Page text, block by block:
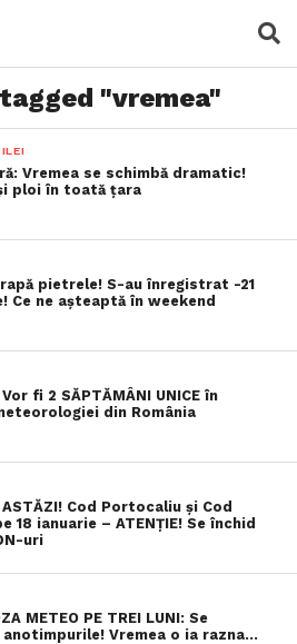
"vremea"
Vremea se schimbă dramatic!
ploi în toată țara
pietrele! S-au înregistrat -21
Ce ne așteaptă în weekend
fi 2 SĂPTĂMÂNI UNICE în
din România
ASTĂZI! Cod Portocaliu și Cod
18 ianuarie – ATENȚIE! Se închid
uri
METEO PE TREI LUNI: Se
anotimpurile! Vremea o ia razna…